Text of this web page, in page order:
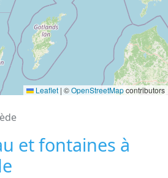
Leaflet | ©OpenStreetMapcontributors
et fontaines à